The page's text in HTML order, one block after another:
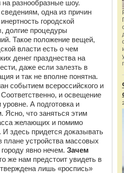
разнообразные шоу.
одна из причин
городской
долгие процедуры
Такое положение вещей,
власти есть о чем
денег празднества на
даже если залезть в
и так не вполне понятна.
событием всероссийского и
и освещение
А подготовка и
Ясно, что заняться этим
желающих и помимо
И здесь придется доказывать
плане устройства массовых
явно нечем. Зачем
же нам предстоит увидеть в
лишь «роспись»